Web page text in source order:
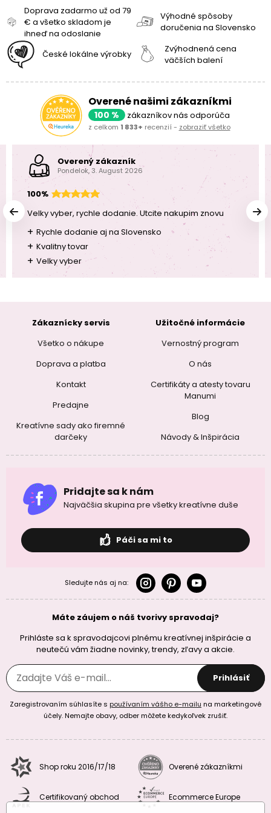
Kopec inšpirácie nájdete aj pod štítkom
blogu alebo v sekcii Návodov a inšpirácie, kde na vás čaká viac
než
150 originálnych návodov na šperky z drahých kameňov a
minerálov
Ak sa aj tak necítite na tvorenie, ale aj napriek tomu vás minerály
priamo na mierupre všetky znamenia. Darčekový balíček pre
nájdete tu.
Budeme radi, ak sa s nami podelíte o svoju tvorbu buď na našom
Facebookualebo naInstagrame, značka #inspiraciaodmanumi.
Doprava zadarmo už od 79
€ a všetko skladom je
ihneď na odoslanie
Výhodné spôsoby
doručenia na Slovensko
České lokálne výrobky
Zvýhodnená cena
väčších balení
Overené našimi zákazníkmi
100 % zákazníkov nás odporúča
z celkom 1 833+ recenzií - zobraziť všetko
Overený zákazník
Pondelok, 3. August 2026
100%
Velky vyber, rychle dodanie. Utcite nakupim znovu
+ Rychle dodanie aj na Slovensko
+ Kvalitny tovar
+ Velky vyber
Zákaznícky servis
Všetko o nákupe
Doprava a platba
Kontakt
Predajne
Kreatívne sady ako firemné
darčeky
Užitočné informácie
Vernostný program
O nás
Certifikáty a atesty tovaru
Manumi
Blog
Návody & Inšpirácia
Pridajte sa k nám
Najväčšia skupina pre všetky kreatívne duše
Páči sa mi to
Sledujte nás aj na:
Máte záujem o náš tvorivy spravodaj?
Prihláste sa k spravodajcovi plnému kreatívnej inšpirácie a
neutečú vám žiadne novinky, trendy, zľavy a akcie.
Prihlásiť
Zaregistrovaním súhlasíte s používaním vášho e-mailu na marketingové
účely. Nemajte obavy, odber môžete kedykoľvek zrušiť.
Shop roku 2016/17/18 Overené zákazníkmi
Certifikovaný obchod Ecommerce Europe